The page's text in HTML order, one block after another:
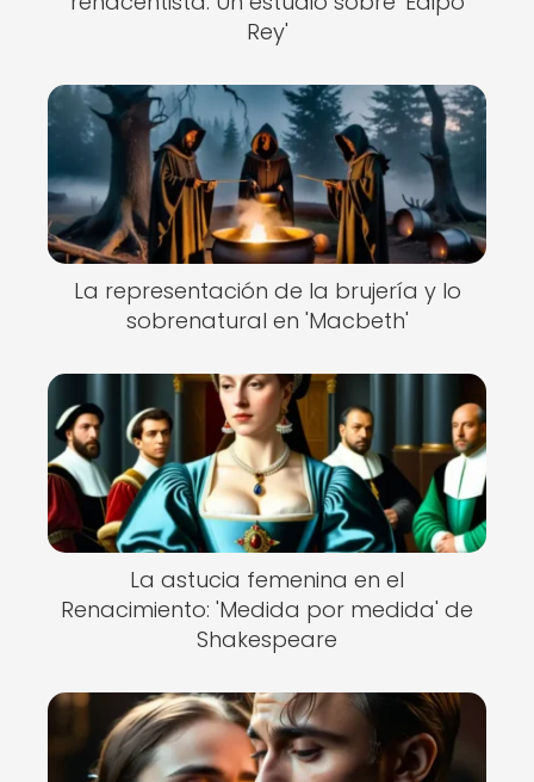
Rey'
La representación de la brujería y lo
sobrenatural en 'Macbeth'
La astucia femenina en el
Renacimiento: 'Medida por medida' de
Shakespeare